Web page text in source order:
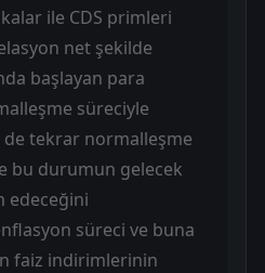
ile CDS primleri
net şekilde
başlayan para
süreciyle
tekrar normalleşme
bu durumun gelecek
edeceğini
süreci ve buna
faiz indirimlerinin